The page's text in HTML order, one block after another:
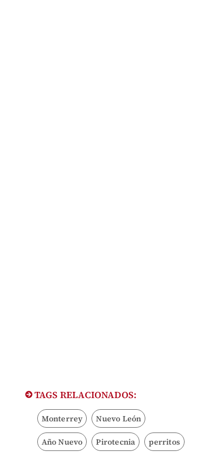
TAGS RELACIONADOS:
Monterrey Nuevo León
Año Nuevo Pirotecnia perritos